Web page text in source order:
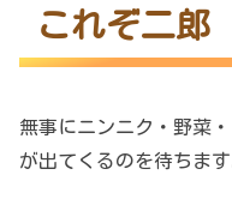
これぞ二郎
無事にニンニク・野菜
が出てくるのを待ちます